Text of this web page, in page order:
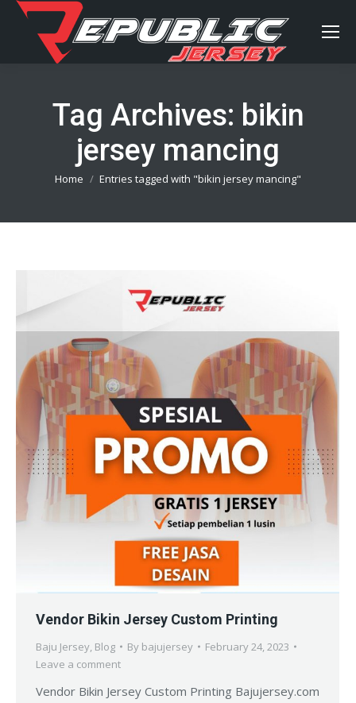
Tag Archives: bikin
jersey mancing
You are here:
Home Entries tagged with "bikin jersey mancing"
Vendor Bikin Jersey Custom Printing
Baju Jersey, Blog By bajujersey
February 24, 2023
Leave a comment
Vendor Bikin Jersey Custom Printing Bajujersey.com